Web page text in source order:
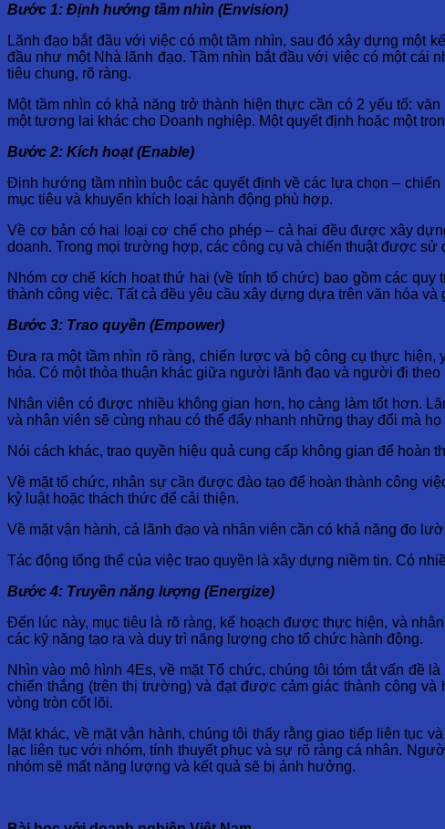
Bước 1: Định hướng tầm nhìn (Envision)
Lãnh đạo bắt đầu với việc có một tầm nhìn, sau đó xây dựng một
đầu như một Nhà lãnh đạo. Tầm nhìn bắt đầu với việc có một cái
tiêu chung, rõ ràng.
Một tầm nhìn có khả năng trở thành hiện thực cần có 2 yếu tố:
một tương lai khác cho Doanh nghiệp. Một quyết định hoặc một
Bước 2: Kích hoạt(Enable)
Định hướng tầm nhìn buộc các quyết định về các lựa chọn –
mục tiêu và khuyến khích loại hành động phù hợp.
Về cơ bản có hai loại cơ chế cho phép – cả hai đều được xây
doanh. Trong mọi trường hợp, các công cụ và chiến thuật được
Nhóm cơ chế kích hoạt thứ hai (về tính tổ chức) bao gồm các
thành công việc. Tất cả đều yêu cầu xây dựng dựa trên văn hóa và
Bước 3: Trao quyền (Empower)
Đưa ra một tầm nhìn rõ ràng, chiến lược và bộ công cụ thực
hóa. Có một thỏa thuận khác giữa người lãnh đạo và người đi theo
Nhân viên có được nhiều không gian hơn, họ càng làm tốt hơn.
và nhân viên sẽ cùng nhau có thể đẩy nhanh những thay đổi mà
Nói cách khác, trao quyền hiệu quả cung cấp không gian để hoàn
Về mặt tổ chức, nhân sự cần được đào tạo để hoàn thành công
kỷ luật hoặc thách thức để cải thiện.
Về mặt vận hành, cả lãnh đạo và nhân viên cần có khả năng đo
Tác động tổng thể của việc trao quyền là xây dựng niềm tin. Có
Bước 4: Truyền năng lượng (Energize)
Đến lúc này, mục tiêu là rõ ràng, kế hoạch được thực hiện, và
các kỹ năng tạo ra và duy trì năng lượng cho tổ chức hành động.
Nhìn vào mô hình 4Es, về mặt Tổ chức, chúng tôi tóm tắt vấn đề
chiến thắng (trên thị trường) và đạt được cảm giác thành công
vòng tròn cốt lõi.
Mặt khác, về mặt vận hành, chúng tôi thấy rằng giao tiếp liên tục
lạc liên tục với nhóm, tính thuyết phục và sự rõ ràng cá nhân.
nhóm sẽ mất năng lượng và kết quả sẽ bị ảnh hưởng.